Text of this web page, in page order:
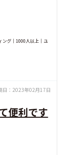
ング｜1000人以上｜ユ
日： 2023年02月17日
便利です